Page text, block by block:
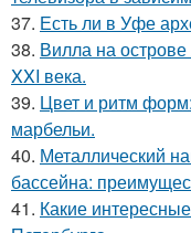
37. Есть ли в Уфе
38. Вилла на
XXI века.
39. Цвет и ритм
марбельи.
40. Металлический
бассейна:
41. Какие